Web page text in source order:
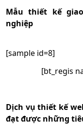
Mẫu thiết kế
nghiệp
[sample id=8]
[bt_regis
Dịch vụ thiết kế
đạt được những